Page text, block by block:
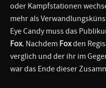
oder Kampfstationen
mehr als
Eye Candy muss das
Fox. Nachdem Foxden
verglich und der ihr im
war das Ende dieser